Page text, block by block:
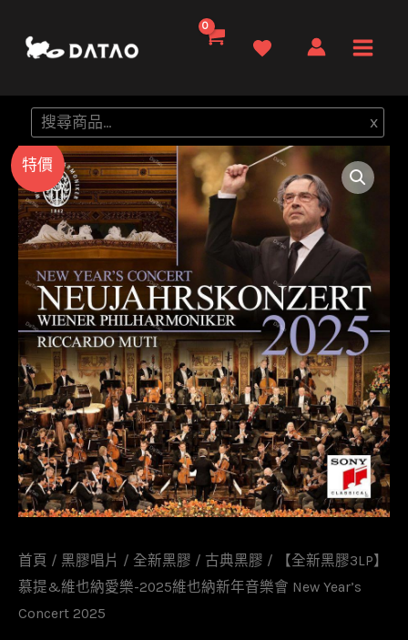
要
容
Menu
搜
尋
x
特價
首頁 / 黑膠唱片 / 全新黑膠 / 古典黑膠 / 【全新黑膠3LP】
慕提&維也納愛樂-2025維也納新年音樂會 New Year’s
Concert 2025